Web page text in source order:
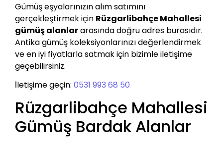
Gümüş eşyalarınızın alım satımını
gerçekleştirmek için Rüzgarlibahçe Mahallesi
gümüş alanlararasında doğru adres burasıdır.
Antika gümüş koleksiyonlarınızı değerlendirmek
ve en iyi fiyatlarla satmak için bizimle iletişime
geçebilirsiniz.
İletişime geçin: 0531 993 68 50
Rüzgarlibahçe Mahallesi
Gümüş Bardak Alanlar